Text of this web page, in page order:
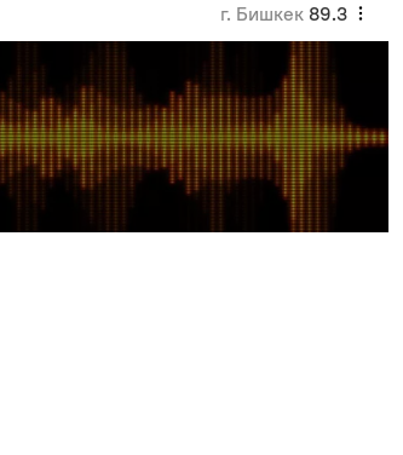
г. Бишкек 89.3